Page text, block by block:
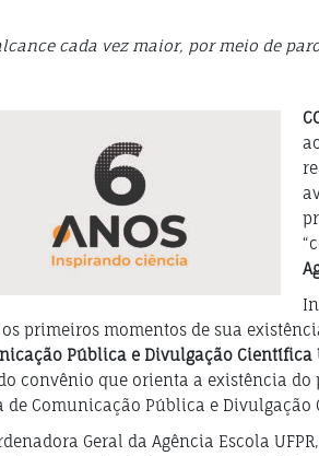
cada vez maior, por meio de
os primeiros momentos de sua
Pública e Divulgação Científica
convênio que orienta a existência
de Comunicação Pública e Divulgação
Geral da Agência Escola